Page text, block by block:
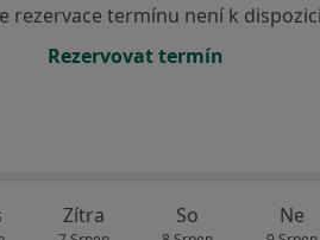
rezervace termínu není k dispozici
Rezervovat termín
Zítra So Ne